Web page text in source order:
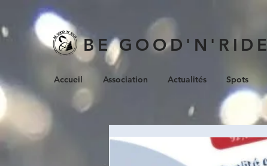
BE GOOD'N'RIDE
Accueil Association Actualités Spots